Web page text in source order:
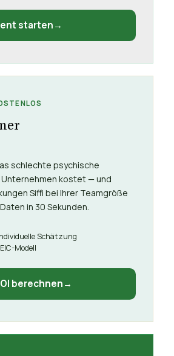
starten
schlechte psychische
kostet — und
Siffi bei Ihrer Teamgröße
in 30 Sekunden.
Schätzung
Modell
berechnen